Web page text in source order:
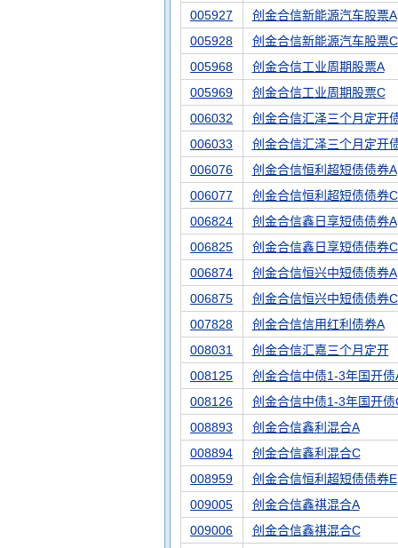
005927
创金合信新能源汽车股票A
005928
创金合信新能源汽车股票C
005968
创金合信工业周期股票A
005969
创金合信工业周期股票C
006032
创金合信汇泽三个月定开
006033
创金合信汇泽三个月定开
006076
创金合信恒利超短债债券A
006077
创金合信恒利超短债债券C
006824
创金合信鑫日享短债债券A
006825
创金合信鑫日享短债债券C
006874
创金合信恒兴中短债债券A
006875
创金合信恒兴中短债债券C
007828
创金合信信用红利债券A
008031
创金合信汇嘉三个月定开
008125
创金合信中债1-3年国开债
008126
创金合信中债1-3年国开债
008893
创金合信鑫利混合A
008894
创金合信鑫利混合C
008959
创金合信恒利超短债债券E
009005
创金合信鑫祺混合A
009006
创金合信鑫祺混合C